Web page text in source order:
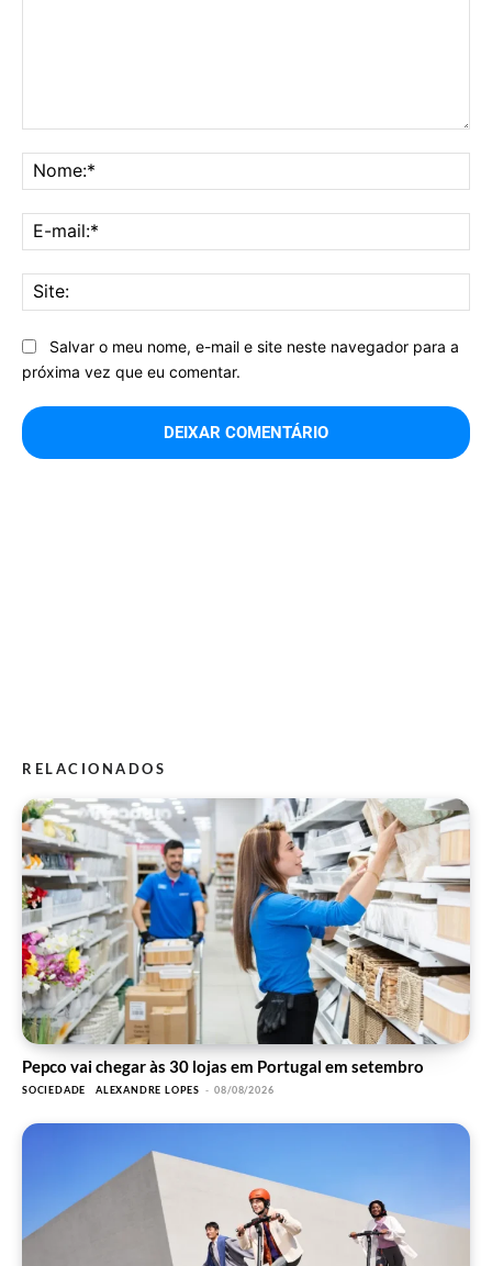
Salvar o meu nome, e-mail e site neste navegador para a
próxima vez que eu comentar.
RELACIONADOS
Pepco vai chegar às 30 lojas em Portugal em setembro
SOCIEDADE ALEXANDRE LOPES - 08/08/2026